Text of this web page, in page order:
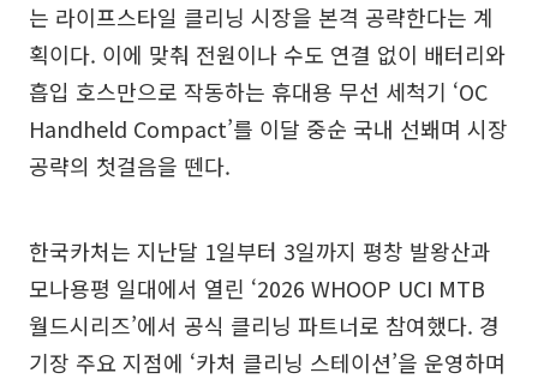
는 라이프스타일 클리닝 시장을 본격 공략한다는 계
획이다. 이에 맞춰 전원이나 수도 연결 없이 배터리와
흡입 호스만으로 작동하는 휴대용 무선 세척기 ‘OC
Handheld Compact’를 이달 중순 국내 선봬며 시장
공략의 첫걸음을 뗀다.
한국카처는 지난달 1일부터 3일까지 평창 발왕산과
모나용평 일대에서 열린 ‘2026 WHOOP UCI MTB
월드시리즈’에서 공식 클리닝 파트너로 참여했다. 경
기장 주요 지점에 ‘카처 클리닝 스테이션’을 운영하며